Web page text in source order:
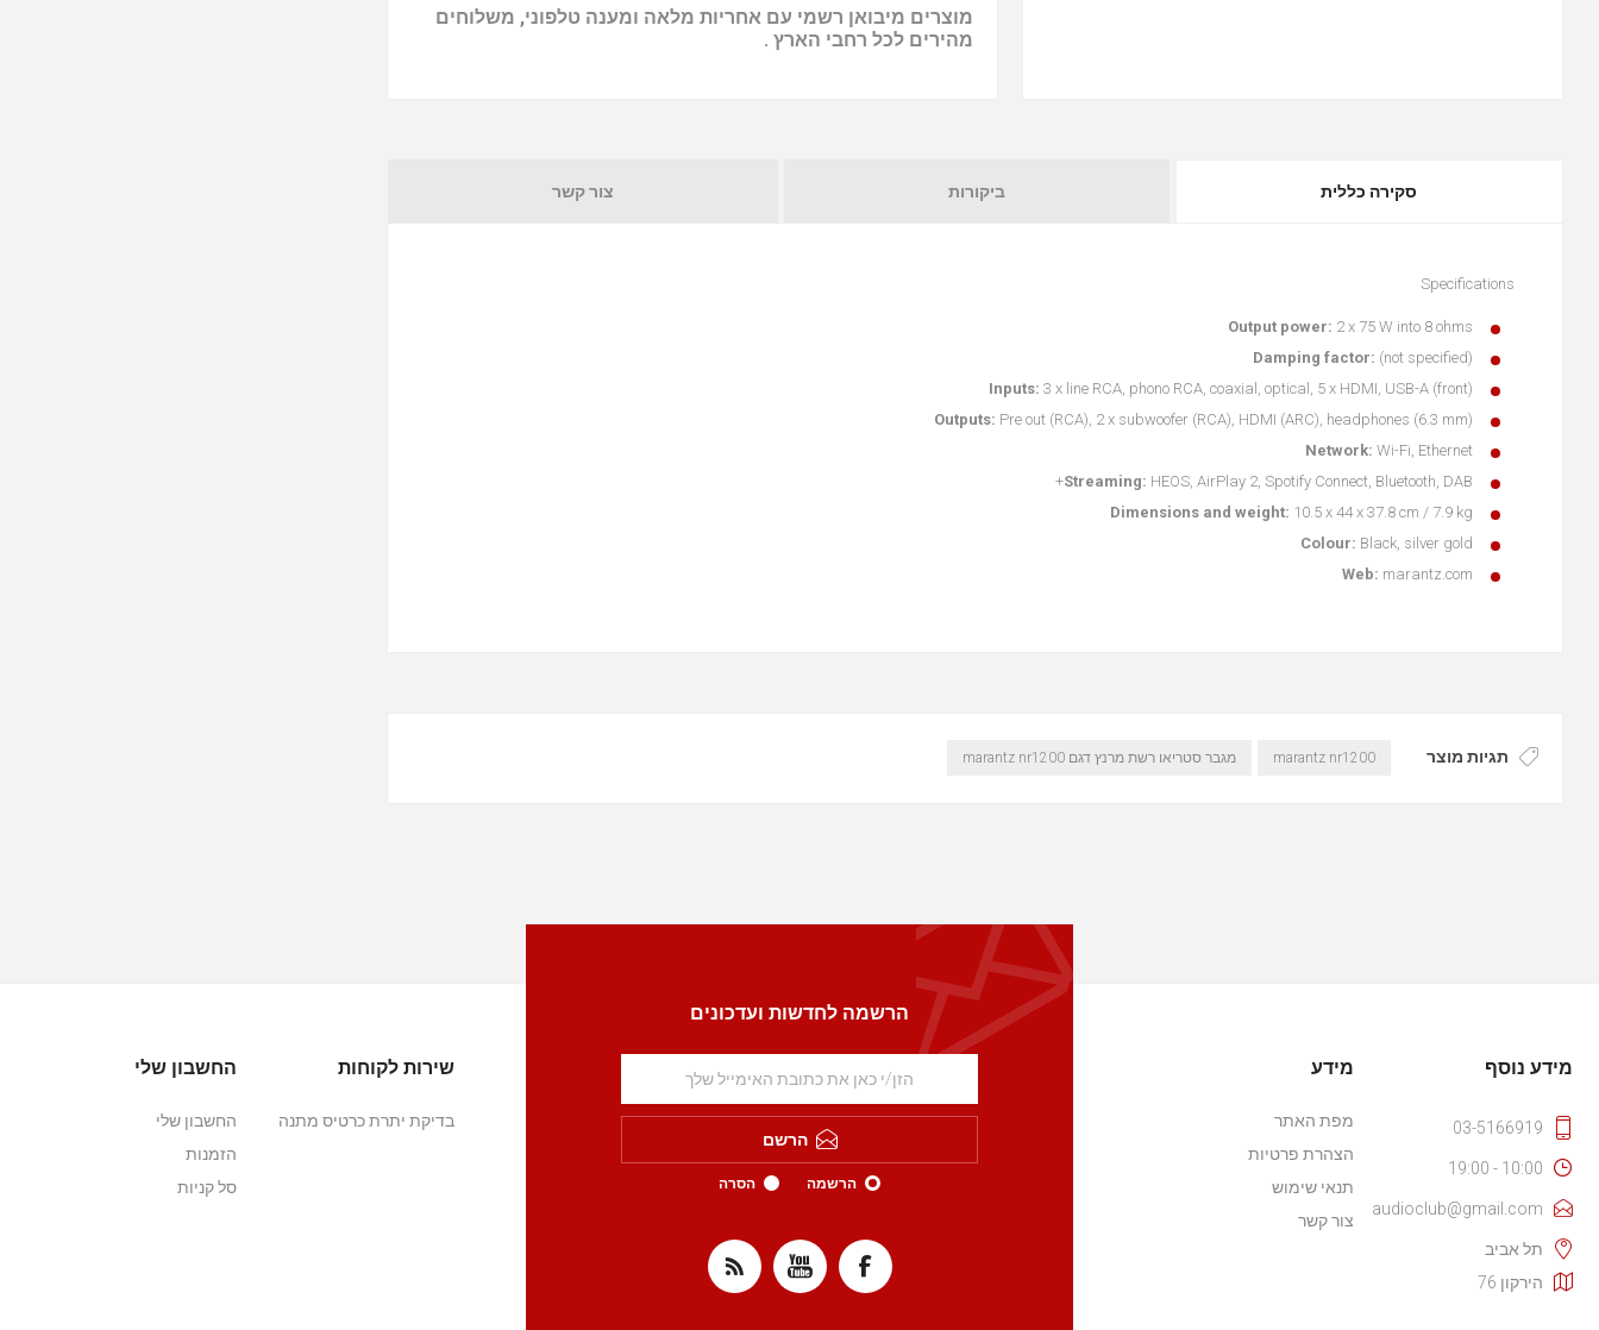
מוצרים מיבואן רשמי עם אחריות מלאה ומענה טלפוני, משלוחים
מהירים לכל רחבי הארץ .
סקירה כללית ביקורות צור קשר
Specifications
Output power: 2 x 75 W into 8 ohms
Damping factor: (not specified)
Inputs: 3 x line RCA, phono RCA, coaxial, optical, 5 x HDMI, USB-A (front)
Outputs: Pre out (RCA), 2 x subwoofer (RCA), HDMI (ARC), headphones (6.3 mm)
Network: Wi-Fi, Ethernet
Streaming: HEOS, AirPlay 2, Spotify Connect, Bluetooth, DAB+
Dimensions and weight: 10.5 x 44 x 37.8 cm / 7.9 kg
Colour: Black, silver gold
Web: marantz.com
תגיות מוצר marantz nr1200 מגבר סטריאו רשת מרנץ דגם marantz nr1200
הרשמה לחדשות ועדכונים
הרשם
הרשמה הסרה
מידע נוסף
03-5166919
10:00 - 19:00
audioclub@gmail.com
תל אביב
הירקון 76
מידע
מפת האתר
הצהרת פרטיות
תנאי שימוש
צור קשר
שירות לקוחות
בדיקת יתרת כרטיס מתנה
החשבון שלי
החשבון שלי
הזמנות
סל קניות